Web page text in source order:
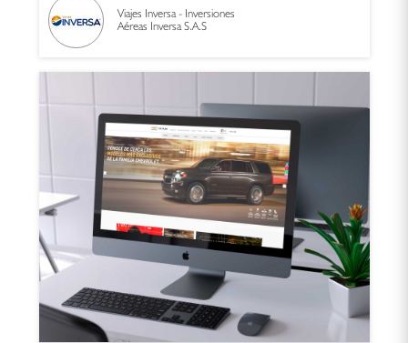
Viajes Inversa - Inversiones
Aéreas Inversa S.A.S